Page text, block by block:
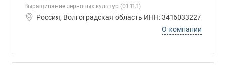
Выращивание зерновых культур (01.11.1)
Россия, Волгоградская область ИНН: 3416033227
О компании